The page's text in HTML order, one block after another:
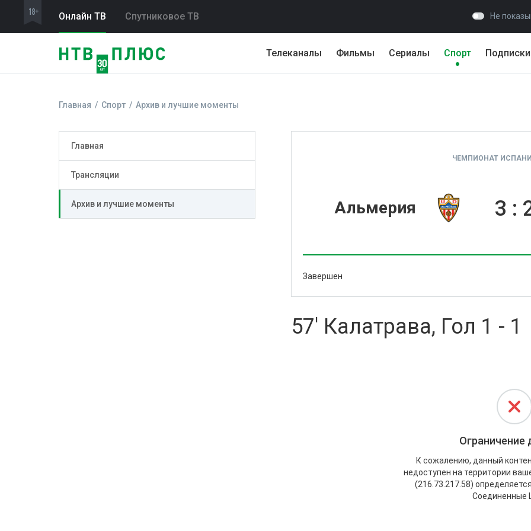
Онлайн ТВ Спутниковое ТВ Не
Телеканалы Фильмы Сериалы Спорт Подписки
Главная Спорт Архив и лучшие моменты
Главная
Трансляции
Архив и лучшие моменты
ЧЕМПИОНАТ
Альмерия 3 :
Завершен
57' Калатрава, Гол 1 - 1